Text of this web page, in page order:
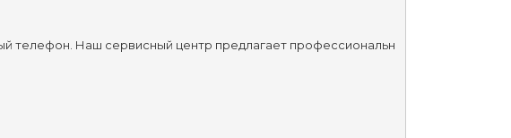
телефон. Наш сервисный центр предлагает профессиональн